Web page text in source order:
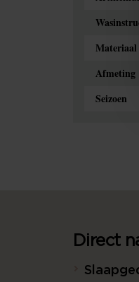
Materiaal
Afmeting
Seizoen
Direct